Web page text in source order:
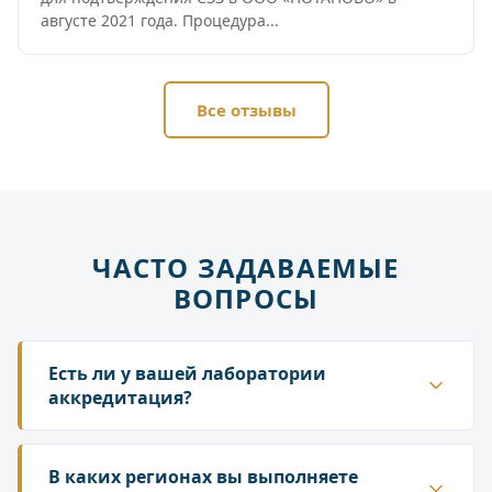
августе 2021 года. Процедура...
Все отзывы
ЧАСТО ЗАДАВАЕМЫЕ
ВОПРОСЫ
Есть ли у вашей лаборатории
аккредитация?
Да. ГК «Лаборатория» аккредитована в
национальной системе Росаккредитации. Наши
В каких регионах вы выполняете